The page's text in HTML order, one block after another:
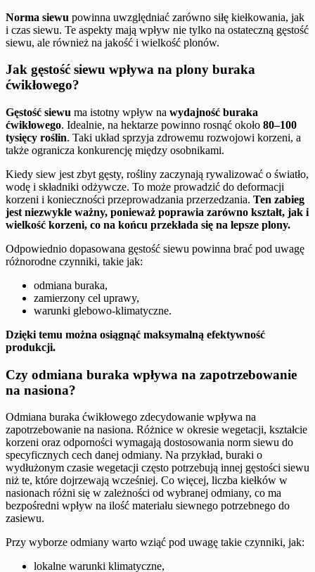
Norma siewu powinna uwzględniać zarówno siłę kiełkowania, jak
i czas siewu. Te aspekty mają wpływ nie tylko na ostateczną gęstość
siewu, ale również na jakość i wielkość plonów.
Jak gęstość siewu wpływa na plony buraka
ćwikłowego?
Gęstość siewu ma istotny wpływ na wydajność buraka
ćwikłowego. Idealnie, na hektarze powinno rosnąć około 80–100
tysięcy roślin. Taki układ sprzyja zdrowemu rozwojowi korzeni, a
także ogranicza konkurencję między osobnikami.
Kiedy siew jest zbyt gęsty, rośliny zaczynają rywalizować o światło,
wodę i składniki odżywcze. To może prowadzić do deformacji
korzeni i konieczności przeprowadzania przerzedzania. Ten zabieg
jest niezwykle ważny, ponieważ poprawia zarówno kształt, jak i
wielkość korzeni, co na końcu przekłada się na lepsze plony.
Odpowiednio dopasowana gęstość siewu powinna brać pod uwagę
różnorodne czynniki, takie jak:
odmiana buraka,
zamierzony cel uprawy,
warunki glebowo-klimatyczne.
Dzięki temu można osiągnąć maksymalną efektywność
produkcji.
Czy odmiana buraka wpływa na zapotrzebowanie
na nasiona?
Odmiana buraka ćwikłowego zdecydowanie wpływa na
zapotrzebowanie na nasiona. Różnice w okresie wegetacji, kształcie
korzeni oraz odporności wymagają dostosowania norm siewu do
specyficznych cech danej odmiany. Na przykład, buraki o
wydłużonym czasie wegetacji często potrzebują innej gęstości siewu
niż te, które dojrzewają wcześniej. Co więcej, liczba kiełków w
nasionach różni się w zależności od wybranej odmiany, co ma
bezpośredni wpływ na ilość materiału siewnego potrzebnego do
zasiewu.
Przy wyborze odmiany warto wziąć pod uwagę takie czynniki, jak:
lokalne warunki klimatyczne,